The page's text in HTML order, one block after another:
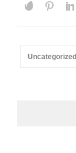
Uncategorized